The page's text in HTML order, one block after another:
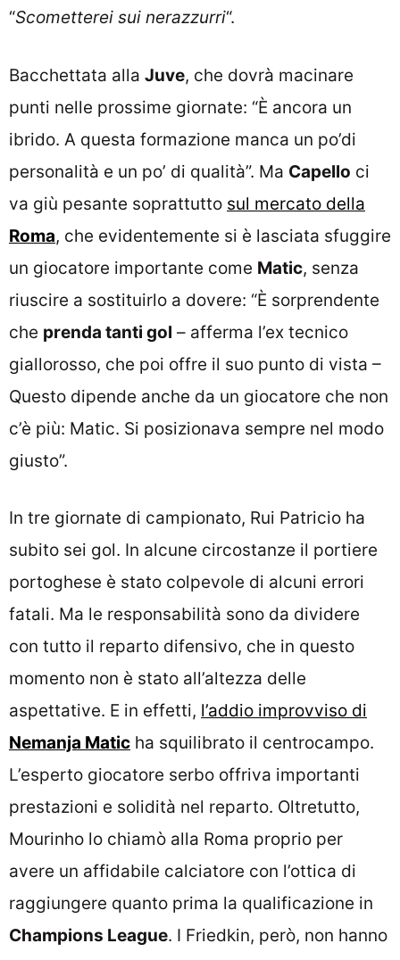
“Scometterei sui nerazzurri“.
Bacchettata alla Juve, che dovrà macinare
punti nelle prossime giornate: “È ancora un
ibrido. A questa formazione manca un po’di
personalità e un po’ di qualità”. Ma Capello ci
va giù pesante soprattutto sul mercato della
Roma, che evidentemente si è lasciata sfuggire
un giocatore importante come Matic, senza
riuscire a sostituirlo a dovere: “È sorprendente
che prenda tanti gol – afferma l’ex tecnico
giallorosso, che poi offre il suo punto di vista –
Questo dipende anche da un giocatore che non
c’è più: Matic. Si posizionava sempre nel modo
giusto”.
In tre giornate di campionato, Rui Patricio ha
subito sei gol. In alcune circostanze il portiere
portoghese è stato colpevole di alcuni errori
fatali. Ma le responsabilità sono da dividere
con tutto il reparto difensivo, che in questo
momento non è stato all’altezza delle
aspettative. E in effetti, l’addio improvviso di
Nemanja Matic ha squilibrato il centrocampo.
L’esperto giocatore serbo offriva importanti
prestazioni e solidità nel reparto. Oltretutto,
Mourinho lo chiamò alla Roma proprio per
avere un affidabile calciatore con l’ottica di
raggiungere quanto prima la qualificazione in
Champions League. I Friedkin, però, non hanno